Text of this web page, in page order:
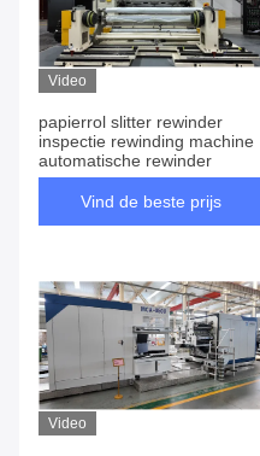
Video
papierrol slitter rewinder
inspectie rewinding machine
automatische rewinder
Vind de beste prijs
Video